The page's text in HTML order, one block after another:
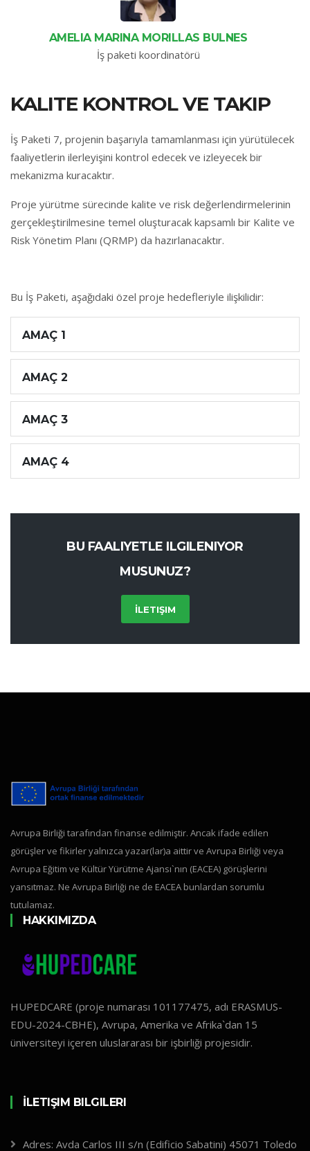
AMELIA MARINA MORILLAS BULNES
İş paketi koordinatörü
KALITE KONTROL VE TAKIP
İş Paketi 7, projenin başarıyla tamamlanması için yürütülecek
faaliyetlerin ilerleyişini kontrol edecek ve izleyecek bir
mekanizma kuracaktır.
Proje yürütme sürecinde kalite ve risk değerlendirmelerinin
gerçekleştirilmesine temel oluşturacak kapsamlı bir Kalite ve
Risk Yönetim Planı (QRMP) da hazırlanacaktır.
Bu İş Paketi, aşağıdaki özel proje hedefleriyle ilişkilidir:
AMAÇ 1
AMAÇ 2
AMAÇ 3
AMAÇ 4
BU FAALIYETLE ILGILENIYOR
MUSUNUZ?
İLETIŞIM
Avrupa Birliği tarafından finanse edilmiştir. Ancak ifade edilen
görüşler ve fikirler yalnızca yazar(lar)a aittir ve Avrupa Birliği veya
Avrupa Eğitim ve Kültür Yürütme Ajansı`nın (EACEA) görüşlerini
yansıtmaz. Ne Avrupa Birliği ne de EACEA bunlardan sorumlu
tutulamaz.
HAKKIMIZDA
HUPEDCARE (proje numarası 101177475, adı ERASMUS-
EDU-2024-CBHE), Avrupa, Amerika ve Afrika`dan 15
üniversiteyi içeren uluslararası bir işbirliği projesidir.
İLETIŞIM BILGILERI
Adres: Avda Carlos III s/n (Edificio Sabatini) 45071 Toledo